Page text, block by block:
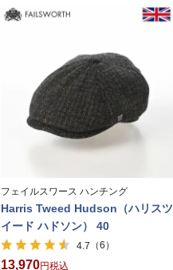
フェイルスワース ハンチング
Harris Tweed Hudson（ハリスツ
イード ハドソン） 40
4.7 （6）
13,970 税込